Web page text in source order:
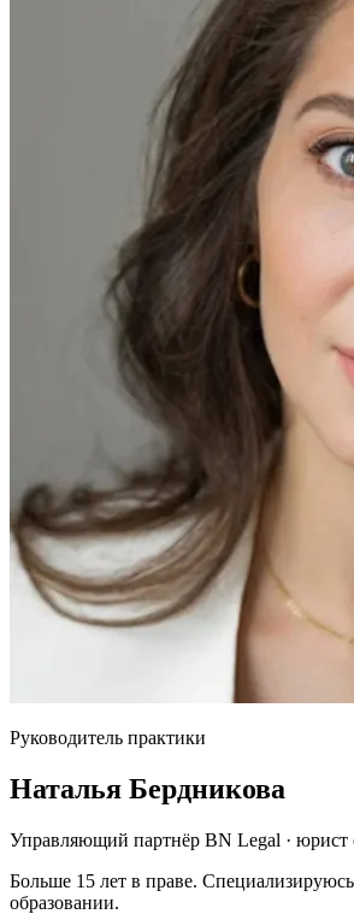
Руководитель практики
Наталья Бердникова
Управляющий партнёр BN Legal · юрист
Больше 15 лет в праве.
образовании.